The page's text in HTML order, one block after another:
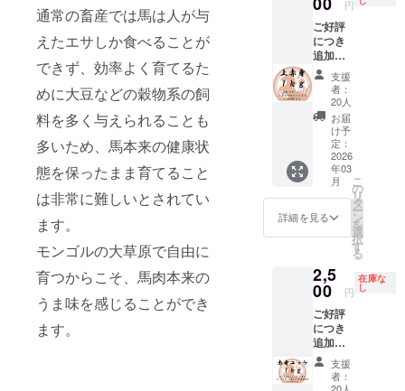
通常の畜産では馬は人が与
えたエサしか食べることが
できず、効率よく育てるた
めに大豆などの穀物系の飼
料を多く与えられることも
多いため、馬本来の健康状
態を保ったまま育てること
は非常に難しいとされてい
ます。
モンゴルの大草原で自由に
育つからこそ、馬肉本来の
うま味を感じることができ
ます。
す。 商
品開封
前には
必ずお
届けの
リター
ンに貼
付され
たラベ
ルや注
意書き
をご確
認くだ
さい。
す。 ・
原材料
及び添
加物等
の食品
表示は
お届け
商品の
ラベル
に表記
されま
す。 商
品開封
前には
必ずお
届けの
リター
付され
たラベ
ルや注
意書き
をご確
認くだ
さい。
をお届
けする
ため、
お手元
に届く
までお
時間を
頂きま
す。 ・
パック
ごとに
重量が
異なる
ため、
リター
ンに
よって
数が異
なりま
す。 ・
原材料
及び添
加物等
の食品
表示は
お届け
名：遊
牧馬肉
産地：
モンゴ
ル 食べ
方：生
食可 内
容量：
合計約
１ｋｇ
加工形
状：塊
肉 梱
包：冷
凍真空
パック
保存方
冷凍 解
凍方
法：冷
蔵庫で
約１日
お届け
方法：
ヤマト
運輸
包丁を
使い加
工して
おりま
す。 日
本の加
工水準
を守り
馬肉を
加工し
ており
ます。
商品
名：遊
産地：
モンゴ
方：生
食可 内
容量：
合計約
１ｋｇ
加工形
状：塊
肉 梱
包：冷
外モモ
内モモ
ランプ
トロ
【部位
一覧】
バラ 肩
バラ
【使用
する厳
選され
た馬】
モンゴ
ル遊牧
社に輸
出する
育てた
馬の中
から、
特に状
態の良
い馬を
厳選し
て使用
ル遊牧
民が弊
社に輸
出する
ために
特別に
育てた
馬の中
から、
特に状
態の良
い馬を
厳選し
してい
ます。
肉の中
でも最
高品質
の馬肉
をお届
け致し
ます。
【日本
りま
す。
ユッケ
は赤身
部位を
ミンチ
状に加
工し、
真空
パック
を開け
ればす
ぐ使え
る便利
な商品
３種類
をなる
べく均
等にお
送りし
ます
が、多
少ばら
あっさ
りとし
た馬肉
の定
番、赤
身馬肉
のセッ
トとな
りま
す。下
記の赤
身部位
からラ
ンダム
に約１
致しま
す。馬
肉は数
百グラ
ムごと
にカッ
トして
真空
円
ご好評
につき
追加！
【注目
リター
ン】 厳
選部位
の上赤
身セッ
ト 上赤
身：約
１ｋｇ
赤身肉
の中で
も特に
柔らか
みの強
い部位
を厳選
しまし
た！ 下
記の赤
身部位
からラ
ンダム
支援
者：
20人
お届
け予
定：
2026
年03
月
詳細を見る
こ
の
リ
タ
ー
ン
を
選
択
す
る
2,5
00 円
在庫な
し
ご好評
につき
追加！
【注目
リター
ン】 便
支援
者：
20人